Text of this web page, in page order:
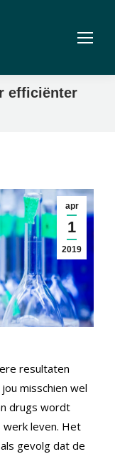
efficiënter
apr
1
2019
resultaten
misschien wel
drugs wordt
leven. Het
gevolg dat de